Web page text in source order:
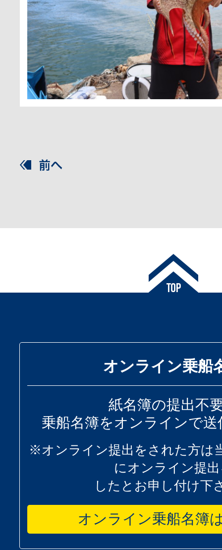
オンライン乗船
紙名簿の提出不
乗船名簿をオンラインで
※オンライン提出をされた方は
にオンライン提
したとお申し付け下
オンライン乗船名簿